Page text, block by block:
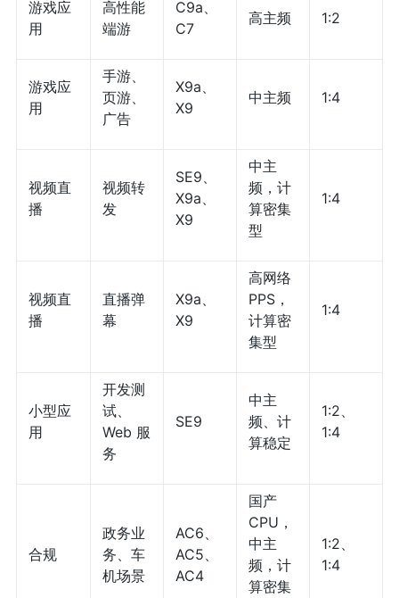
游戏应
用
高性能
端游
C9a、
C7
高主频 1:2
游戏应
用
手游、
页游、
广告
X9a、
X9
中主频 1:4
视频直
播
视频转
发
SE9、
X9a、
X9
中主
频，计
算密集
型
1:4
视频直
播
直播弹
幕
X9a、
X9
高网络
PPS，
计算密
集型
1:4
小型应
用
开发测
试、
Web 服
务
SE9
中主
频、计
算稳定
1:2、
1:4
合规
政务业
务、车
机场景
AC6、
AC5、
AC4
国产
CPU，
中主
频，计
算密集
1:2、
1:4